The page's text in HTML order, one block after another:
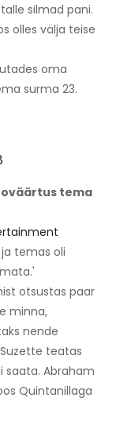
silmad pani.
olles välja teise
oma
surma 23.
tema
temas oli
otsustas paar
minna,
nende
teatas
saata. Abraham
Quintanillaga